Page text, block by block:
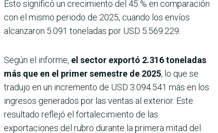
Esto significó un crecimiento del 45 % en comparación
con el mismo periodo de 2025, cuando los envíos
alcanzaron 5.091 toneladas por USD 5.569.229.
Según el informe, el sector exportó 2.316 toneladas
más que en el primer semestre de 2025, lo que se
tradujo en un incremento de USD 3.094.541 más en los
ingresos generados por las ventas al exterior. Este
resultado reflejó el fortalecimiento de las
exportaciones del rubro durante la primera mitad del